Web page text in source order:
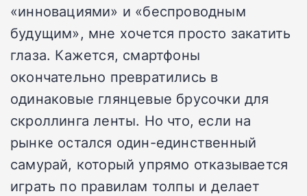
«инновациями» и «беспроводным
будущим», мне хочется просто закатить
глаза. Кажется, смартфоны
окончательно превратились в
одинаковые глянцевые брусочки для
скроллинга ленты. Но что, если на
рынке остался один-единственный
самурай, который упрямо отказывается
играть по правилам толпы и делает